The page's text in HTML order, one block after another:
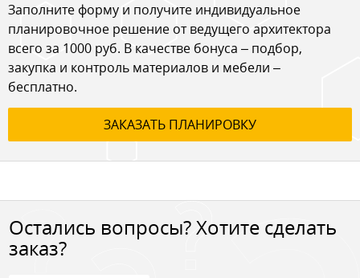
Заполните форму и получите индивидуальное
планировочное решение от ведущего архитектора
всего за 1000 руб. В качестве бонуса – подбор,
закупка и контроль материалов и мебели –
бесплатно.
ЗАКАЗАТЬ ПЛАНИРОВКУ
Остались вопросы? Хотите сделать
заказ?